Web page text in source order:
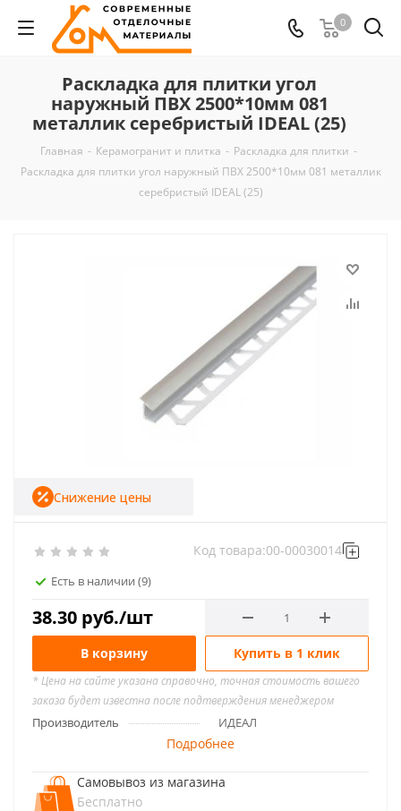
0
Раскладка для плитки угол
наружный ПВХ 2500*10мм 081
металлик серебристый IDEAL (25)
Главная - Керамогранит и плитка - Раскладка для плитки -
Раскладка для плитки угол наружный ПВХ 2500*10мм 081 металлик
серебристый IDEAL (25)
Есть в наличии (9)
Код товара:00-00030014
38.30 руб./шт
Снижение цены
В корзину Купить в 1 клик
* Цена на сайте указана справочно, точная стоимость вашего
заказа будет известна после подтверждения менеджером
Производитель ИДЕАЛ
Подробнее
Самовывоз из магазина
Бесплатно